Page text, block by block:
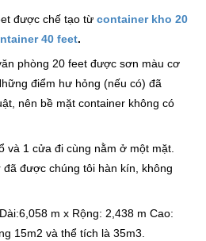
được chế tạo từ container kho 20
40 feet.
phòng 20 feet được sơn màu cơ
điểm hư hỏng (nếu có) đã
nên bề mặt container không có
và 1 cửa đi cùng nằm ở một mặt.
được chúng tôi hàn kín, không
m x Rộng: 2,438 m Cao:
15m2 và thể tích là 35m3.